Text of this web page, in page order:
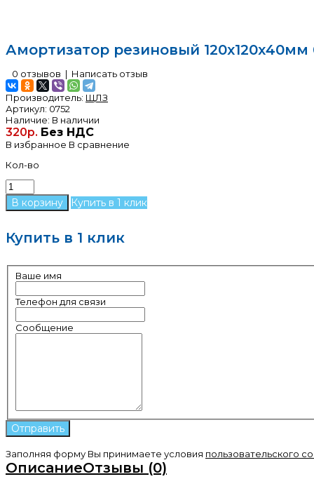
Амортизатор резиновый
0 отзывов | Написать отзыв
Производитель: ЩЛЗ
Артикул: 0752
Наличие: В наличии
320р. Без НДС
В избранное В сравнение
Кол-во
Купить в 1 клик
Купить в 1 клик
Ваше имя
Телефон для связи
Сообщение
Заполняя форму Вы принимаете условия пользовательского
ОписаниеОтзывы (0)